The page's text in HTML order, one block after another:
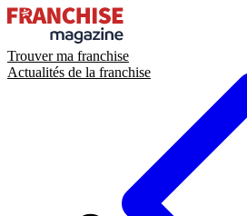
Trouver ma franchise
Actualités de la franchise